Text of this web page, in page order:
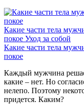
Какие части тела
покое Уход за собой
Какие части тела
покое
Каждый мужчина
какие – нет. Но
нелепо. Поэтому
придется. Каким?